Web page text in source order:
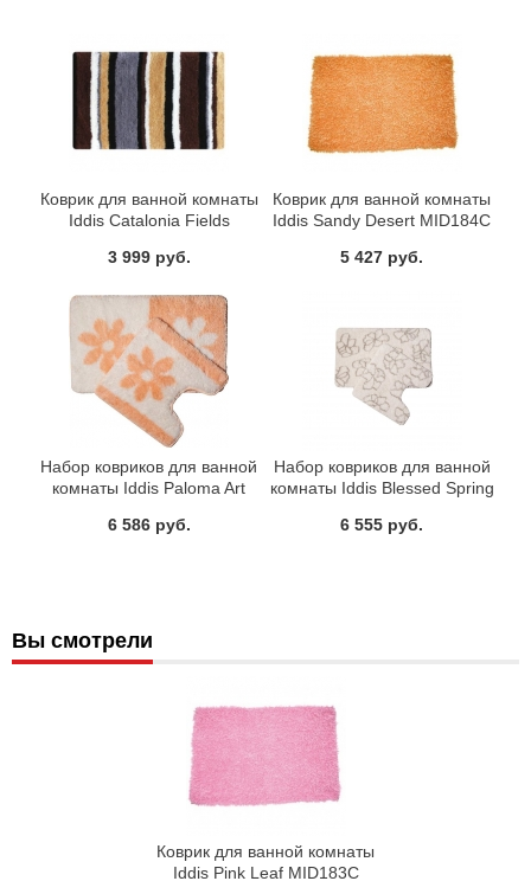
Коврик для ванной комнаты
Iddis Catalonia Fields
3 999 руб.
Коврик для ванной комнаты
Iddis Sandy Desert MID184C
5 427 руб.
Набор ковриков для ванной
комнаты Iddis Paloma Art
6 586 руб.
Набор ковриков для ванной
комнаты Iddis Blessed Spring
6 555 руб.
Вы смотрели
Коврик для ванной комнаты
Iddis Pink Leaf MID183C